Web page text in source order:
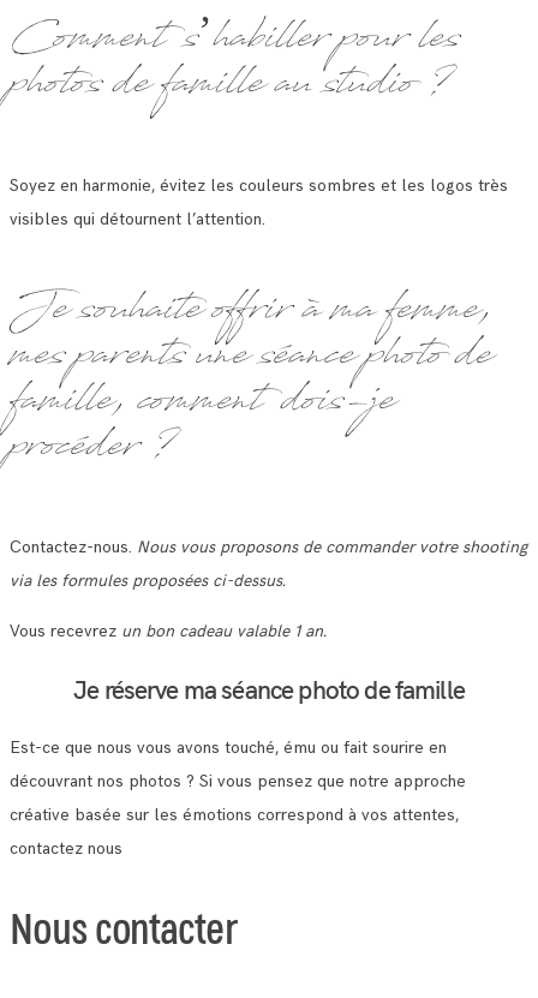
Comment s’habiller pour les
photos de famille au studio ?
Soyez en harmonie, évitez les couleurs sombres et les logos très
visibles qui détournent l’attention.
Je souhaite offrir à ma femme,
mes parents une séance photo de
famille, comment dois-je
procéder ?
Contactez-nous. Nous vous proposons de commander votre shooting
via les formules proposées ci-dessus.
Vous recevrez un bon cadeau valable 1 an.
Je réserve ma séance photo de famille
Est-ce que nous vous avons touché, ému ou fait sourire en
découvrant nos photos ? Si vous pensez que notre approche
créative basée sur les émotions correspond à vos attentes,
contactez nous
Nous contacter